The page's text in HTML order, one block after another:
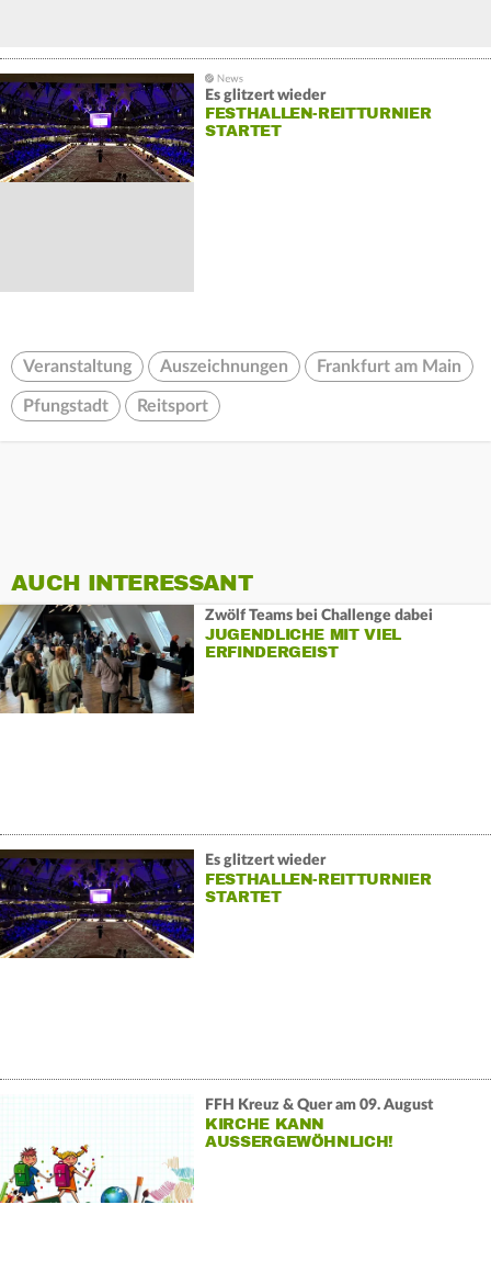
Es glitzert wieder
FESTHALLEN-REITTURNIER
STARTET
Veranstaltung Auszeichnungen Frankfurt am Main
Pfungstadt Reitsport
AUCH INTERESSANT
Zwölf Teams bei Challenge dabei
JUGENDLICHE MIT VIEL
ERFINDERGEIST
Es glitzert wieder
FESTHALLEN-REITTURNIER
STARTET
FFH Kreuz & Quer am 09. August
KIRCHE KANN
AUSSERGEWÖHNLICH!